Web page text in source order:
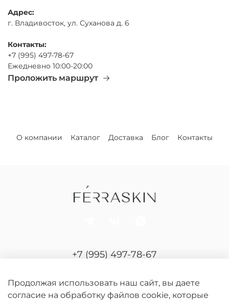
Адрес:
г. Владивосток, ул. Суханова д. 6
Контакты:
+7 (995) 497-78-67
Ежедневно 10:00-20:00
Проложить маршрут
О компании Каталог Доставка Блог Контакты
+7 (995) 497-78-67
Продолжая использовать наш сайт, вы даете
согласие на обработку файлов cookie, которые